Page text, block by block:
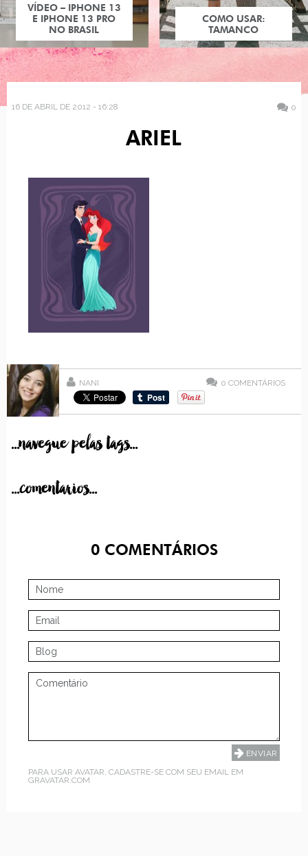
VÍDEO – IPHONE 13
E IPHONE 13 PRO
NO BRASIL
COMO USAR:
TAMANCO
16 DE ABRIL DE 2012 - 16:28 0
ARIEL
NANI 0 COMENTÁRIOS
...navegue pelas tags...
...comentarios...
0COMENTÁRIOS
PARA USAR AVATAR, CADASTRE-SE COM SEU EMAIL EM
GRAVATAR.COM